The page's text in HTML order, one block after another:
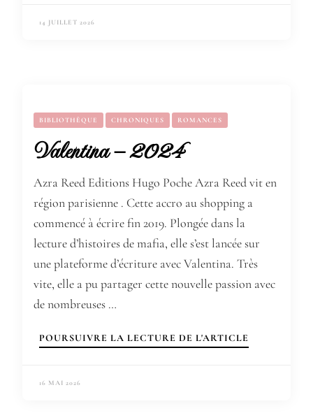
14 JUILLET 2026
BIBLIOTHÈQUE CHRONIQUES ROMANCES
Valentina – 2024
Azra Reed Editions Hugo Poche Azra Reed vit en
région parisienne . Cette accro au shopping a
commencé à écrire fin 2019. Plongée dans la
lecture d’histoires de mafia, elle s’est lancée sur
une plateforme d’écriture avec Valentina. Très
vite, elle a pu partager cette nouvelle passion avec
de nombreuses …
POURSUIVRE LA LECTURE DE L'ARTICLE
16 MAI 2026